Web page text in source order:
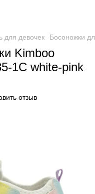
для девочек Босоножки
Kimboo
1C white-pink
отзыв